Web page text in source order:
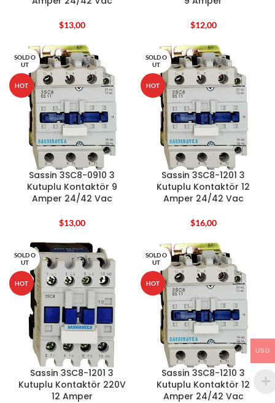
$13,00 $12,00
SOLD O
UT
HOT
Sassin 3SC8-0910 3
Kutuplu Kontaktör 9
Amper 24/42 Vac
$13,00
SOLD O
UT
HOT
Sassin 3SC8-1201 3
Kutuplu Kontaktör 12
Amper 24/42 Vac
$16,00
SOLD O
UT
HOT
Sassin 3SC8-1201 3
Kutuplu Kontaktör 220V
12 Amper
SOLD O
UT
HOT
Sassin 3SC8-1210 3
Kutuplu Kontaktör 12
Amper 24/42 Vac
USD